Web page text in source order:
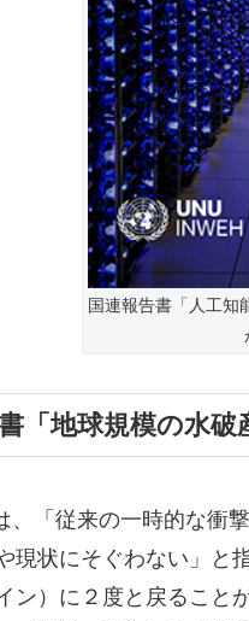
国連報告書「人工知
「地球規模の水破
、「従来の一時的な衝
現状にそぐわない」と
ン）に２度と戻ること